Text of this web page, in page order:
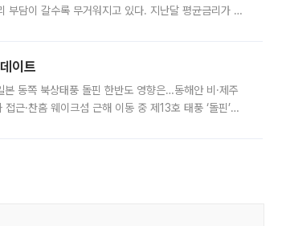
부담이 갈수록 무거워지고 있다. 지난달 평균금리가 연
이트
동쪽 북상태풍 돌핀 한반도 영향은…동해안 비·제주
근·찬홈 웨이크섬 근해 이동 중 제13호 태풍 ‘돌핀’이